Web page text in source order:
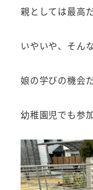
親としては最高
いやいや、そん
娘の学びの機会
幼稚園児でも参